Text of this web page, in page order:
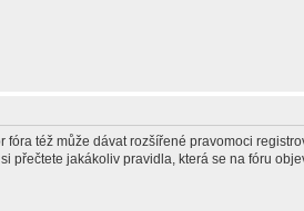
též může dávat rozšířené pravomoci
přečtete jakákoliv pravidla, která se na fóru